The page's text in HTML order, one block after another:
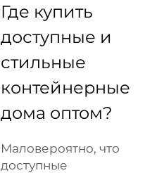
Где купить
доступные и
стильные
контейнерные
дома оптом?
Маловероятно, что
доступные